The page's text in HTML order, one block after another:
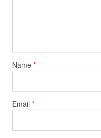
Name *
Email *